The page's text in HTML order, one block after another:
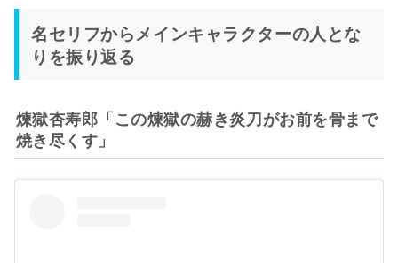
名セリフからメインキャラクターの人とな
りを振り返る
煉獄杏寿郎「この煉獄の赫き炎刀がお前を骨まで
焼き尽くす」